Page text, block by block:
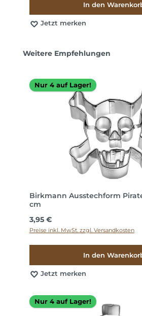
In den
Jetzt merken
Produktgalerie überspringen
Weitere Empfehlungen
Nur 4 auf Lager!
Birkmann Ausstechform
cm
Regulärer Preis:
3,95 €
Preise inkl. MwSt. zzgl. Versandkosten
In den
Jetzt merken
Nur 4 auf Lager!